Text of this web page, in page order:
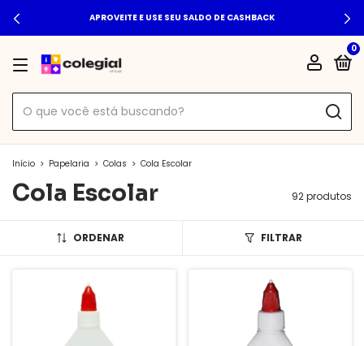
APROVEITE E USE SEU SALDO DE CASHBACK
0
Início > Papelaria > Colas > Cola Escolar
Cola Escolar 92 produtos
ORDENAR FILTRAR